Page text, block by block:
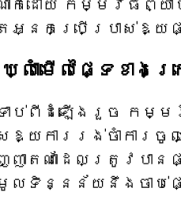
ាក៏ដោយ កម្មវិធីព្យាប
អ្នកប្រើប្រាស់ឱ្យ
ឃ្លាំមើលផ្ទៃខ
ប់ពីដំឡើងរួច កម្មវិធី
យការរង់ចាំការចូលប្
ាតណាដែលត្រូវបាន
លទិន្នន័យនឹងចាប់ផ្